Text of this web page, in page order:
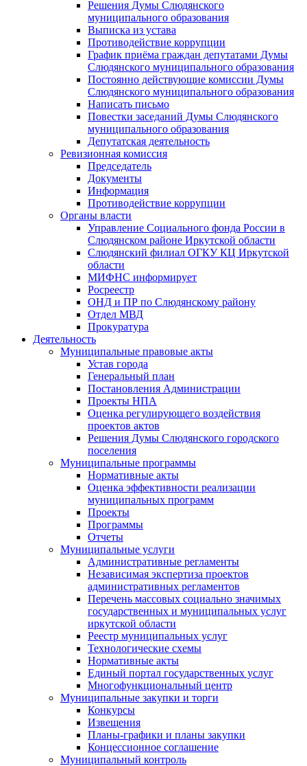
Решения Думы Слюдянского
муниципального образования
Выписка из устава
Противодействие коррупции
График приёма граждан депутатами Думы
Слюдянского муниципального образования
Постоянно действующие комиссии Думы
Слюдянского муниципального образования
Написать письмо
Повестки заседаний Думы Слюдянского
муниципального образования
Депутатская деятельность
Ревизионная комиссия
Председатель
Документы
Информация
Противодействие коррупции
Органы власти
Управление Социального фонда России в
Слюдянском районе Иркутской области
Слюдянский филиал ОГКУ КЦ Иркутской
области
МИФНС информирует
Росреестр
ОНД и ПР по Слюдянскому району
Отдел МВД
Прокуратура
Деятельность
Муниципальные правовые акты
Устав города
Генеральный план
Постановления Администрации
Проекты НПА
Оценка регулирующего воздействия
проектов актов
Решения Думы Слюдянского городского
поселения
Муниципальные программы
Нормативные акты
Оценка эффективности реализации
муниципальных программ
Проекты
Программы
Отчеты
Муниципальные услуги
Административные регламенты
Независимая экспертиза проектов
административных регламентов
Перечень массовых социально значимых
государственных и муниципальных услуг
иркутской области
Реестр муниципальных услуг
Технологические схемы
Нормативные акты
Единый портал государственных услуг
Многофункциональный центр
Муниципальные закупки и торги
Конкурсы
Извещения
Планы-графики и планы закупки
Концессионное соглашение
Муниципальный контроль